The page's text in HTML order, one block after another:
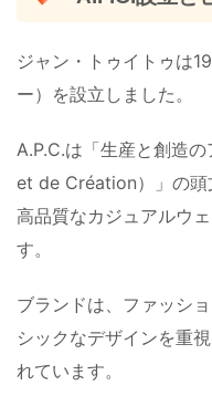
ジャン・トゥイトゥは
ー）を設立しました。
A.P.C.は「生産と創造
et de Création）」の頭
高品質なカジュアルウ
す。
ブランドは、ファッシ
シックなデザインを重
れています​。